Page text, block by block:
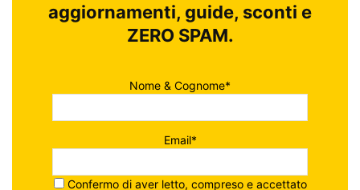
aggiornamenti, guide, sconti e
ZERO SPAM.
Nome & Cognome*
Email*
Confermo di aver letto, compreso e accettato